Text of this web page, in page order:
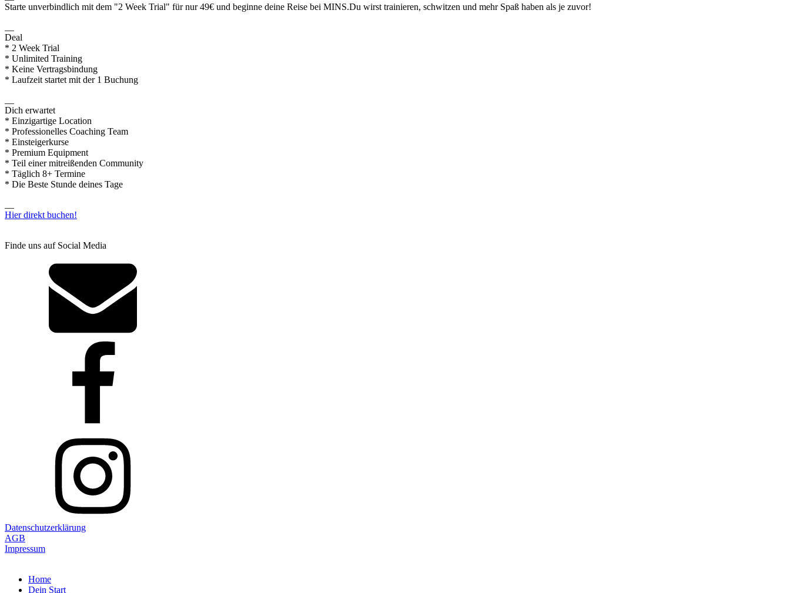
Starte unverbindlich mit dem "2 Week Trial" für nur 49€ und beginne deine Reise bei MINS.Du wirst trainieren, schwitzen und mehr Spaß haben als je zuvor!
Deal
* 2 Week Trial
* Unlimited Training
* Keine Vertragsbindung
* Laufzeit startet mit der 1 Buchung
Dich erwartet
* Einzigartige Location
* Professionelles Coaching Team
* Einsteigerkurse
* Premium Equipment
* Teil einer mitreißenden Community
* Täglich 8+ Termine
* Die Beste Stunde deines Tage
Hier direkt buchen!
Finde uns auf Social Media
Datenschutzerklärung
AGB
Impressum
Home
Dein Start